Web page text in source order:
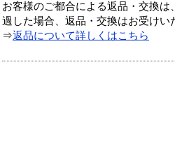
お客様のご都合による返品・交換
過した場合、返品・交換はお受けい
⇒返品について詳しくはこちら